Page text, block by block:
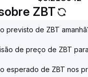
ZBT
previsto de ZBT
de preço de ZBT
esperado de ZBT nos